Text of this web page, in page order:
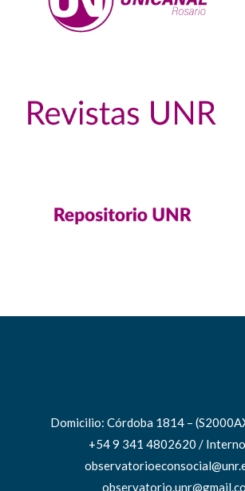
Domicilio: Córdoba 1814 –
+54 9 341 4802620 /